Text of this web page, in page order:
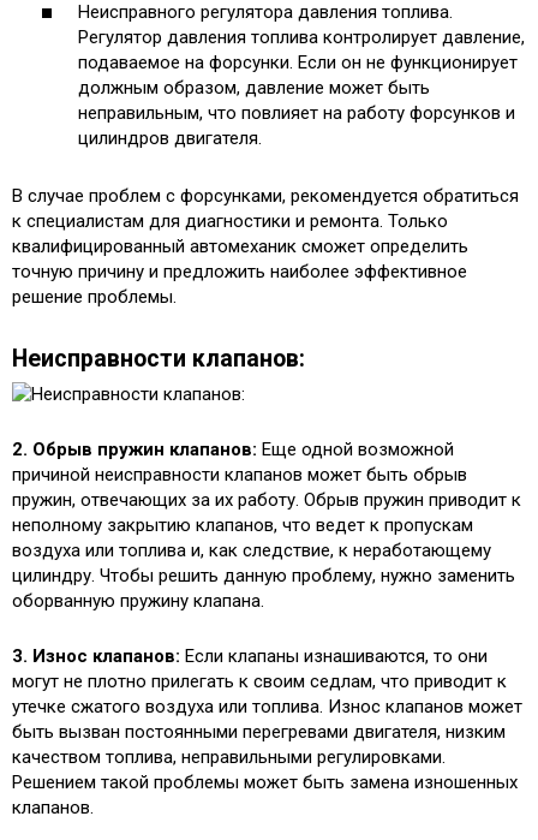
Неисправного регулятора давления топлива.
Регулятор давления топлива контролирует давление,
подаваемое на форсунки. Если он не функционирует
должным образом, давление может быть
неправильным, что повлияет на работу форсунков и
цилиндров двигателя.
В случае проблем с форсунками, рекомендуется обратиться
к специалистам для диагностики и ремонта. Только
квалифицированный автомеханик сможет определить
точную причину и предложить наиболее эффективное
решение проблемы.
Неисправности клапанов:
2. Обрыв пружин клапанов: Еще одной возможной
причиной неисправности клапанов может быть обрыв
пружин, отвечающих за их работу. Обрыв пружин приводит к
неполному закрытию клапанов, что ведет к пропускам
воздуха или топлива и, как следствие, к неработающему
цилиндру. Чтобы решить данную проблему, нужно заменить
оборванную пружину клапана.
3. Износ клапанов: Если клапаны изнашиваются, то они
могут не плотно прилегать к своим седлам, что приводит к
утечке сжатого воздуха или топлива. Износ клапанов может
быть вызван постоянными перегревами двигателя, низким
качеством топлива, неправильными регулировками.
Решением такой проблемы может быть замена изношенных
клапанов.